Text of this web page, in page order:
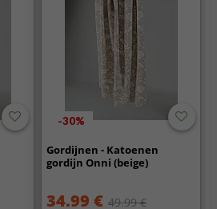
-30%
Gordijnen - Katoenen
gordijn Onni (beige)
34.99 € 49.99 €